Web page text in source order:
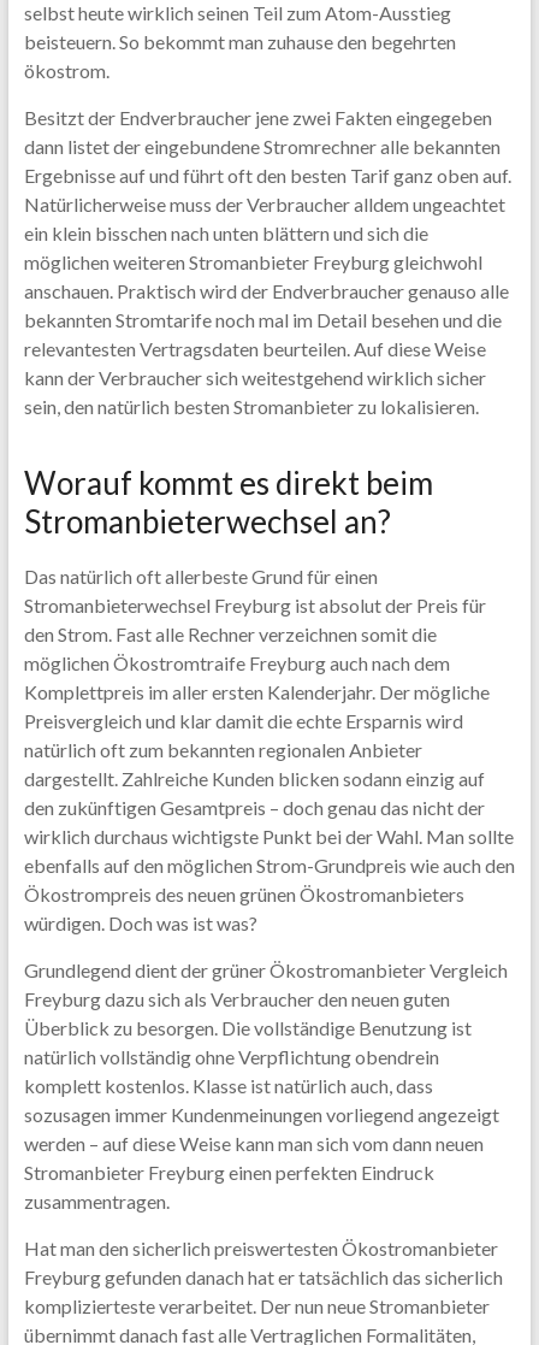
selbst heute wirklich seinen Teil zum Atom-Ausstieg
beisteuern. So bekommt man zuhause den begehrten
ökostrom.
Besitzt der Endverbraucher jene zwei Fakten eingegeben
dann listet der eingebundene Stromrechner alle bekannten
Ergebnisse auf und führt oft den besten Tarif ganz oben auf.
Natürlicherweise muss der Verbraucher alldem ungeachtet
ein klein bisschen nach unten blättern und sich die
möglichen weiteren Stromanbieter Freyburg gleichwohl
anschauen. Praktisch wird der Endverbraucher genauso alle
bekannten Stromtarife noch mal im Detail besehen und die
relevantesten Vertragsdaten beurteilen. Auf diese Weise
kann der Verbraucher sich weitestgehend wirklich sicher
sein, den natürlich besten Stromanbieter zu lokalisieren.
Worauf kommt es direkt beim
Stromanbieterwechsel an?
Das natürlich oft allerbeste Grund für einen
Stromanbieterwechsel Freyburg ist absolut der Preis für
den Strom. Fast alle Rechner verzeichnen somit die
möglichen Ökostromtraife Freyburg auch nach dem
Komplettpreis im aller ersten Kalenderjahr. Der mögliche
Preisvergleich und klar damit die echte Ersparnis wird
natürlich oft zum bekannten regionalen Anbieter
dargestellt. Zahlreiche Kunden blicken sodann einzig auf
den zukünftigen Gesamtpreis – doch genau das nicht der
wirklich durchaus wichtigste Punkt bei der Wahl. Man sollte
ebenfalls auf den möglichen Strom-Grundpreis wie auch den
Ökostrompreis des neuen grünen Ökostromanbieters
würdigen. Doch was ist was?
Grundlegend dient der grüner Ökostromanbieter Vergleich
Freyburg dazu sich als Verbraucher den neuen guten
Überblick zu besorgen. Die vollständige Benutzung ist
natürlich vollständig ohne Verpflichtung obendrein
komplett kostenlos. Klasse ist natürlich auch, dass
sozusagen immer Kundenmeinungen vorliegend angezeigt
werden – auf diese Weise kann man sich vom dann neuen
Stromanbieter Freyburg einen perfekten Eindruck
zusammentragen.
Hat man den sicherlich preiswertesten Ökostromanbieter
Freyburg gefunden danach hat er tatsächlich das sicherlich
komplizierteste verarbeitet. Der nun neue Stromanbieter
übernimmt danach fast alle Vertraglichen Formalitäten,